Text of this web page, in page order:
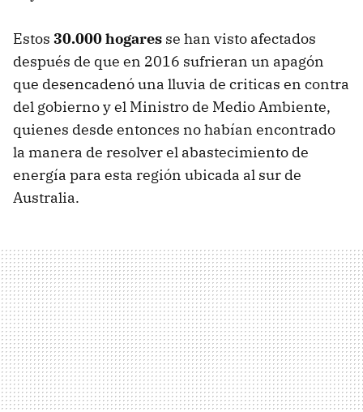
Estos 30.000 hogares se han visto afectados
después de que en 2016 sufrieran un apagón
que desencadenó una lluvia de criticas en contra
del gobierno y el Ministro de Medio Ambiente,
quienes desde entonces no habían encontrado
la manera de resolver el abastecimiento de
energía para esta región ubicada al sur de
Australia.